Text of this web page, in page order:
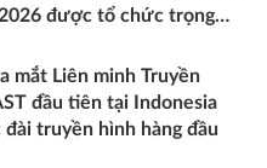
được tổ chức trọng
mắt Liên minh Truyền
đầu tiên tại Indonesia
đài truyền hình hàng đầu